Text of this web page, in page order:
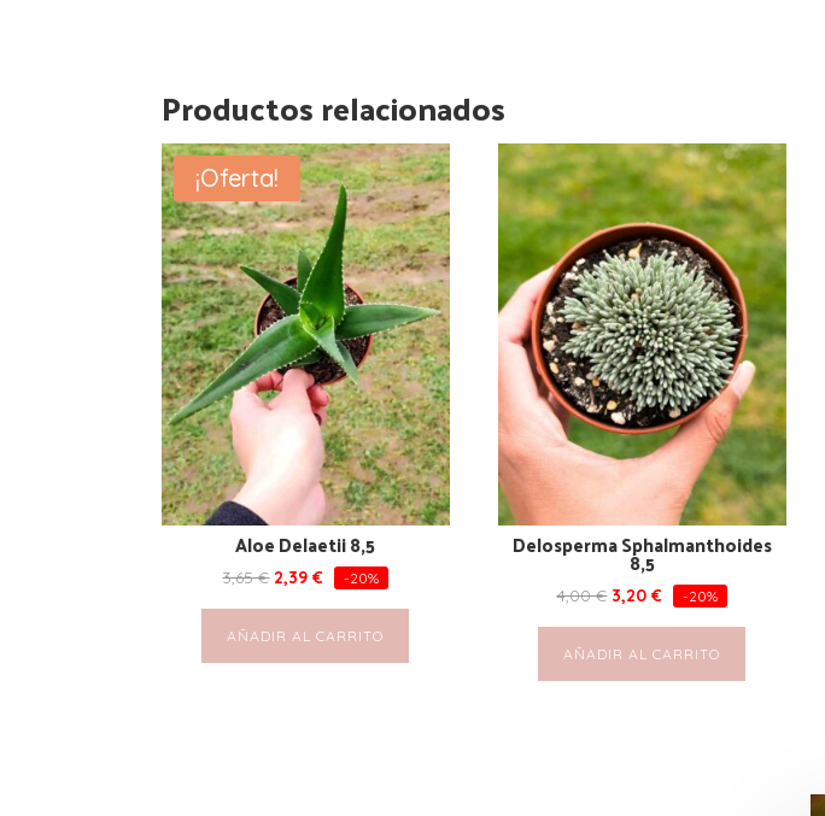
Productos relacionados
¡Oferta!
Aloe Delaetii 8,5
3,65€ 2,39€ -20%
AÑADIR AL CARRITO
Delosperma Sphalmanthoides
8,5
4,00€ 3,20€ -20%
AÑADIR AL CARRITO